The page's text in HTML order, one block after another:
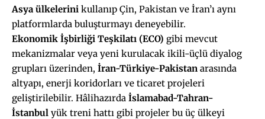
Asya ülkelerini kullanıp Çin, Pakistan ve İran’ı aynı
platformlarda buluşturmayı deneyebilir.
Ekonomik İşbirliği Teşkilatı (ECO) gibi mevcut
mekanizmalar veya yeni kurulacak ikili-üçlü diyalog
grupları üzerinden, İran-Türkiye-Pakistan arasında
altyapı, enerji koridorları ve ticaret projeleri
geliştirilebilir. Hâlihazırda İslamabad-Tahran-
İstanbul yük treni hattı gibi projeler bu üç ülkeyi